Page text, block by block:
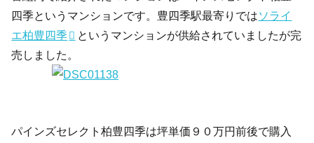
四季というマンションです。豊四季駅最寄りではソライ
エ柏豊四季
というマンションが供給されていましたが完
売しました。
パインズセレクト柏豊四季は坪単価９０万円前後で購入